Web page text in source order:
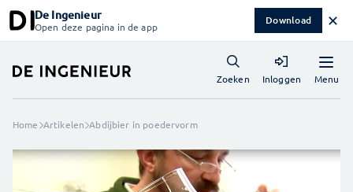
De Ingenieur
Open deze pagina in de app Download ✕
Menu
Zoeken Inloggen
Home Artikelen Abdijbier in poedervorm